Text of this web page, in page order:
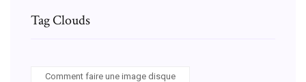
Tag Clouds
Comment faire une image disque